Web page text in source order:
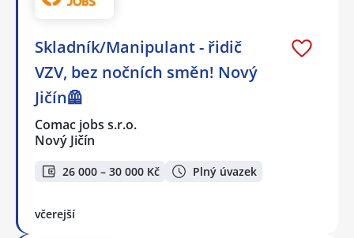
Skladník/Manipulant - řidič
VZV, bez nočních směn! Nový
Jičín🦺
Comac jobs s.r.o.
Nový Jičín
26 000 – 30 000 Kč Plný úvazek
včerejší